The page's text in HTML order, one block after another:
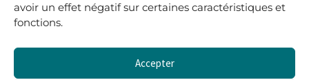
avoir un effet négatif sur certaines caractéristiques et
fonctions.
Accepter
boutique@lerenardetlasouris.com